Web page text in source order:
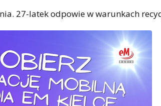
27-latek odpowie w warunkach